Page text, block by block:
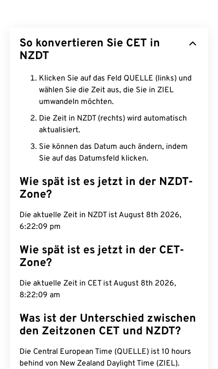
So konvertieren Sie CET in
NZDT
Klicken Sie auf das Feld QUELLE (links) und
wählen Sie die Zeit aus, die Sie in ZIEL
umwandeln möchten.
Die Zeit in NZDT (rechts) wird automatisch
aktualisiert.
Sie können das Datum auch ändern, indem
Sie auf das Datumsfeld klicken.
Wie spät ist es jetzt in der NZDT-
Zone?
Die aktuelle Zeit in NZDT ist August 8th 2026,
6:22:10 pm
Wie spät ist es jetzt in der CET-
Zone?
Die aktuelle Zeit in CET ist August 8th 2026,
8:22:10 am
Was ist der Unterschied zwischen
den Zeitzonen CET und NZDT?
Die Central European Time (QUELLE) ist 10 hours
behind von New Zealand Daylight Time (ZIEL).